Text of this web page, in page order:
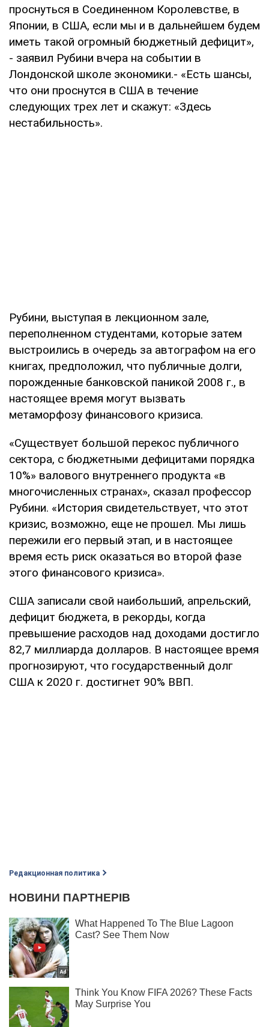
проснуться в Соединенном Королевстве, в
Японии, в США, если мы и в дальнейшем будем
иметь такой огромный бюджетный дефицит»,
- заявил Рубини вчера на событии в
Лондонской школе экономики.- «Есть шансы,
что они проснутся в США в течение
следующих трех лет и скажут: «Здесь
нестабильность».
Рубини, выступая в лекционном зале,
переполненном студентами, которые затем
выстроились в очередь за автографом на его
книгах, предположил, что публичные долги,
порожденные банковской паникой 2008 г., в
настоящее время могут вызвать
метаморфозу финансового кризиса.
«Существует большой перекос публичного
сектора, с бюджетными дефицитами порядка
10%» валового внутреннего продукта «в
многочисленных странах», сказал профессор
Рубини. «История свидетельствует, что этот
кризис, возможно, еще не прошел. Мы лишь
пережили его первый этап, и в настоящее
время есть риск оказаться во второй фазе
этого финансового кризиса».
США записали свой наибольший, апрельский,
дефицит бюджета, в рекорды, когда
превышение расходов над доходами достигло
82,7 миллиарда долларов. В настоящее время
прогнозируют, что государственный долг
США к 2020 г. достигнет 90% ВВП.
Редакционная политика